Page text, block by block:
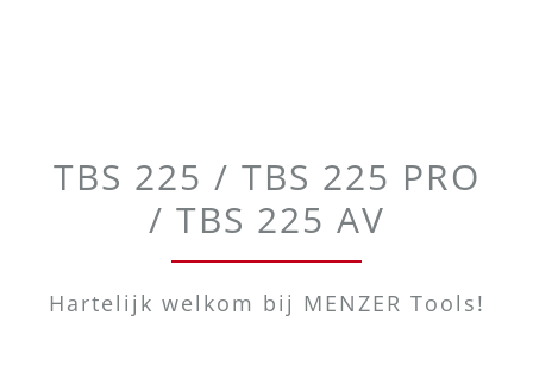
TBS 225 / TBS 225 PRO
/ TBS 225 AV
Hartelijk welkom bij MENZER Tools!